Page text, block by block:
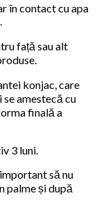
în contact cu apa
față sau alt
konjac, care
amestecă cu
finală a
3 luni.
să nu
palme și după